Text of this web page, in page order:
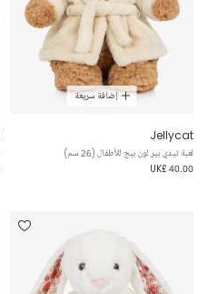
إضافة سريعة
Jellycat
لعبة تيدي بير لون بيج للأطفال (26 سم)
UK£ 40.00